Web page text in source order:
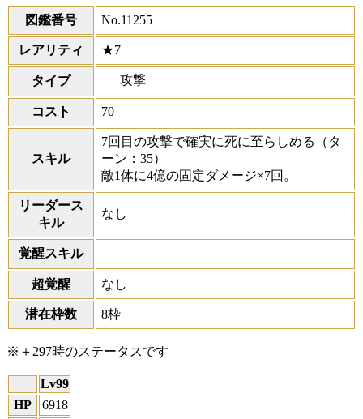
図鑑番号 No.11255
レアリティ ★7
タイプ 攻撃
コスト 70
スキル
7回目の攻撃で確実に死に至らしめる
（タ
ーン：35）
敵1体に4億の固定ダメージ×7回。
リーダース
キル
なし
覚醒スキル
超覚醒 なし
潜在枠数 8枠
※＋297時のステータスです
Lv99
HP
6918